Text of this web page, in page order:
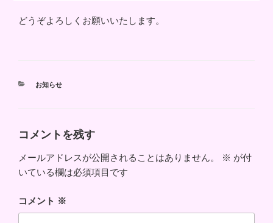
どうぞよろしくお願いいたします。
カ
お知らせ
コメントを残す
メールアドレスが公開されることはありません。 ※ が付
いている欄は必須項目です
コメント ※